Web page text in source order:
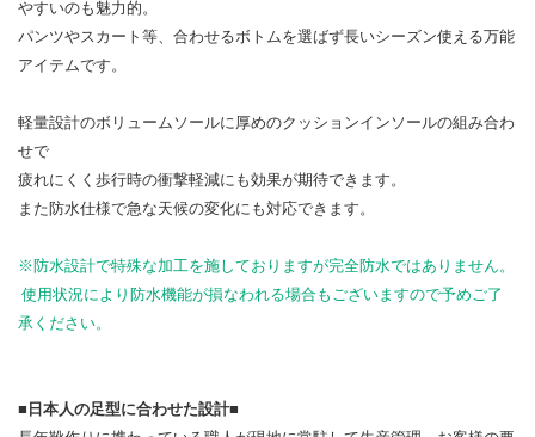
やすいのも魅力的。
パンツやスカート等、合わせるボトムを選ばず長いシーズン使える万能
アイテムです。
軽量設計のボリュームソールに厚めのクッションインソールの組み合わ
せで
疲れにくく歩行時の衝撃軽減にも効果が期待できます。
また防水仕様で急な天候の変化にも対応できます。
※防水設計で特殊な加工を施しておりますが完全防水ではありません。
使用状況により防水機能が損なわれる場合もございますので予めご了
承ください。
■日本人の足型に合わせた設計■